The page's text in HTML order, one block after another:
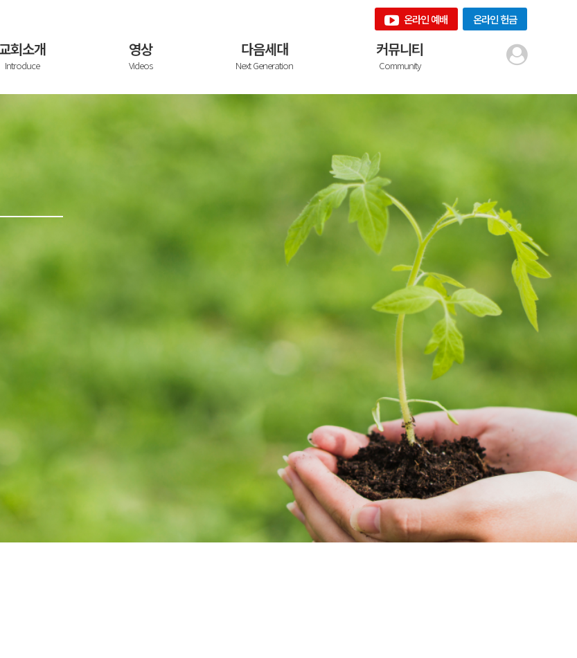
온라인 예배 온라인 헌금
교회소개
Introduce
교회소개 및 담임목사 인사말
영상
Videos
다음세대
Next Generation
한글학교||Koean School
English Ministry
커뮤니티
Community
새가족||New Family